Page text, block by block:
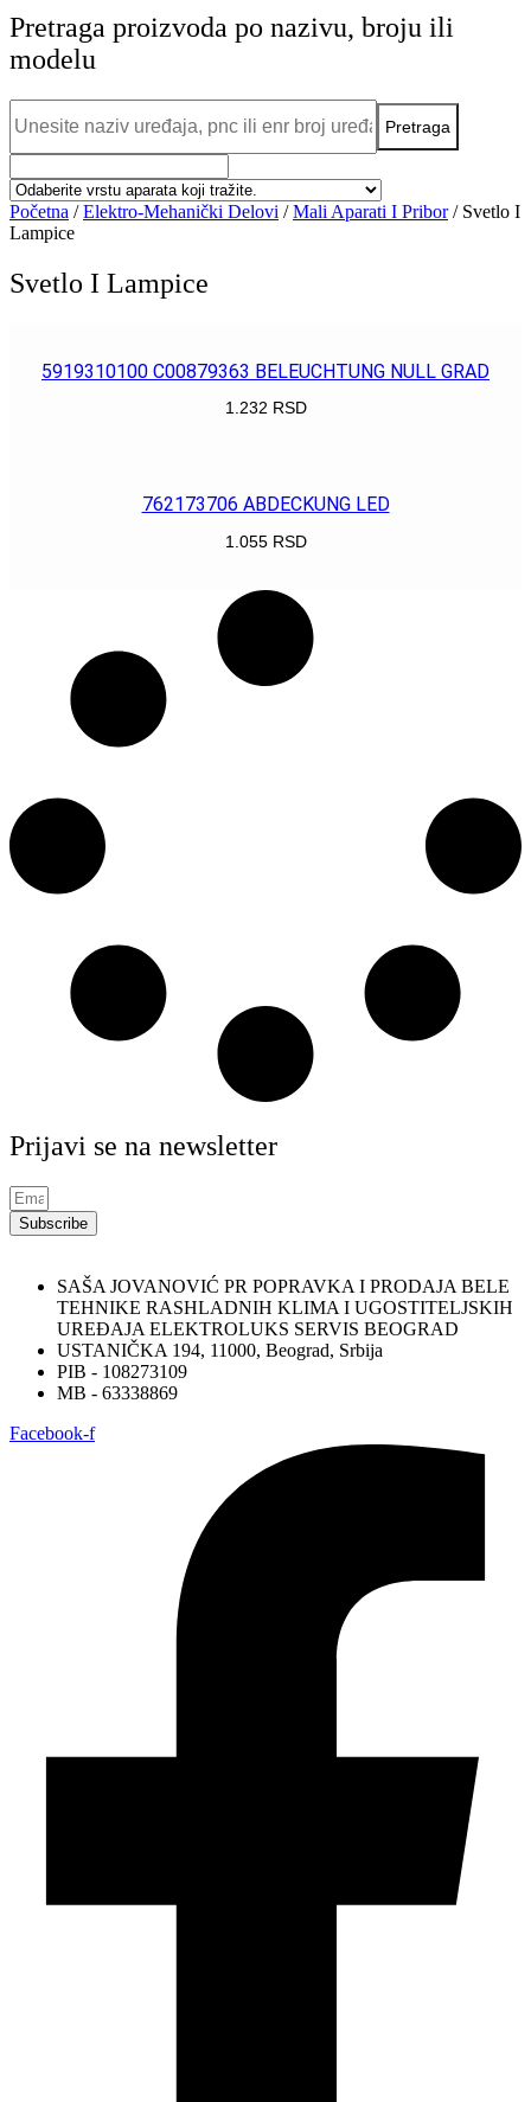
Pretraga proizvoda po nazivu, broju ili
modelu
Početna /Elektro-Mehanički Delovi /Mali Aparati I Pribor/ Svetlo I
Lampice
Svetlo I Lampice
5919310100 C00879363 BELEUCHTUNG NULL GRAD
1.232 RSD
762173706 ABDECKUNG LED
1.055 RSD
Prijavi se na newsletter
Subscribe
SAŠA JOVANOVIĆ PR POPRAVKA I PRODAJA BELE
TEHNIKE RASHLADNIH KLIMA I UGOSTITELJSKIH
UREĐAJA ELEKTROLUKS SERVIS BEOGRAD
USTANIČKA 194, 11000, Beograd, Srbija
PIB - 108273109
MB - 63338869
Facebook-f